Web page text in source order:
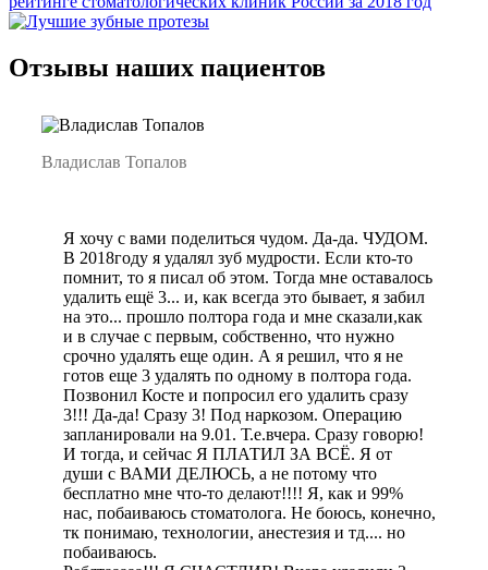
Отзывы наших пациентов
Владислав Топалов
Я хочу с вами поделиться чудом. Да-да. ЧУДОМ.
В 2018году я удалял зуб мудрости. Если кто-то
помнит, то я писал об этом. Тогда мне оставалось
удалить ещё 3... и, как всегда это бывает, я забил
на это... прошло полтора года и мне сказали,как
и в случае с первым, собственно, что нужно
срочно удалять еще один. А я решил, что я не
готов еще 3 удалять по одному в полтора года.
Позвонил Косте и попросил его удалить сразу
3!!! Да-да! Сразу 3! Под наркозом. Операцию
запланировали на 9.01. Т.е.вчера. Сразу говорю!
И тогда, и сейчас Я ПЛАТИЛ ЗА ВСЁ. Я от
души с ВАМИ ДЕЛЮСЬ, а не потому что
бесплатно мне что-то делают!!!! Я, как и 99%
нас, побаиваюсь стоматолога. Не боюсь, конечно,
тк понимаю, технологии, анестезия и тд.... но
побаиваюсь.